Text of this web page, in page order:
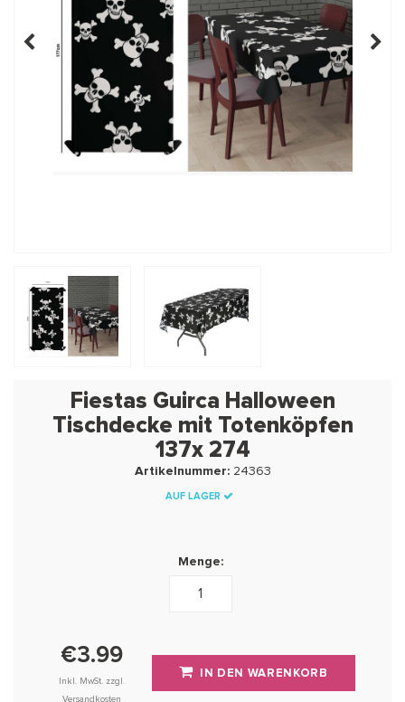
Fiestas Guirca Halloween
Tischdecke mit Totenköpfen
137x 274
Artikelnummer:24363
AUF LAGER
Menge:
€3.99
Inkl. MwSt. zzgl.
Versandkosten
IN DEN WARENKORB